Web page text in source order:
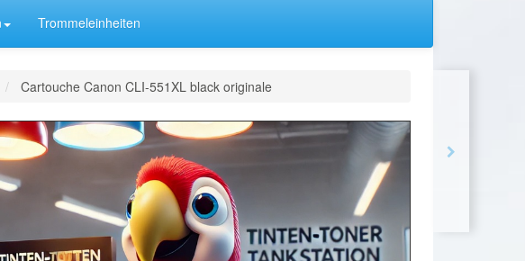
Trommeleinheiten
Cartouche Canon CLI-551XL black originale